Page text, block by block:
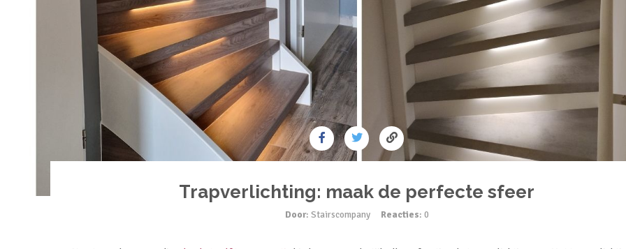
Trapverlichting: maak de perfecte sfeer
Door: Stairscompany Reacties: 0